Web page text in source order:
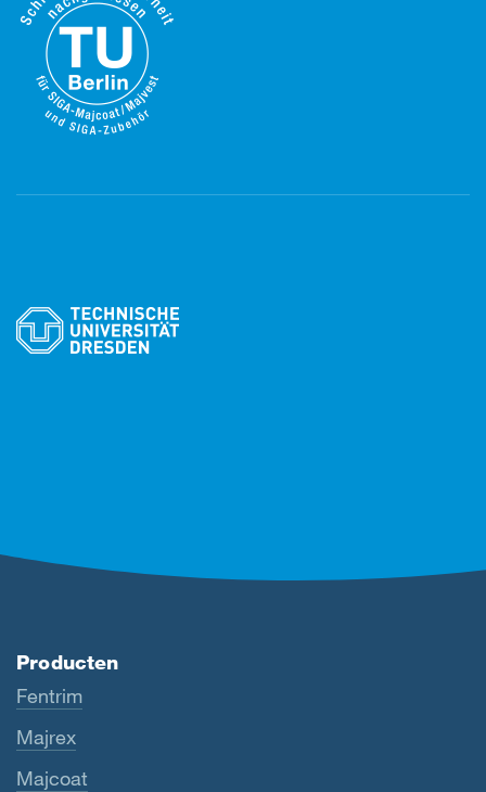
Producten
Fentrim
Majrex
Majcoat